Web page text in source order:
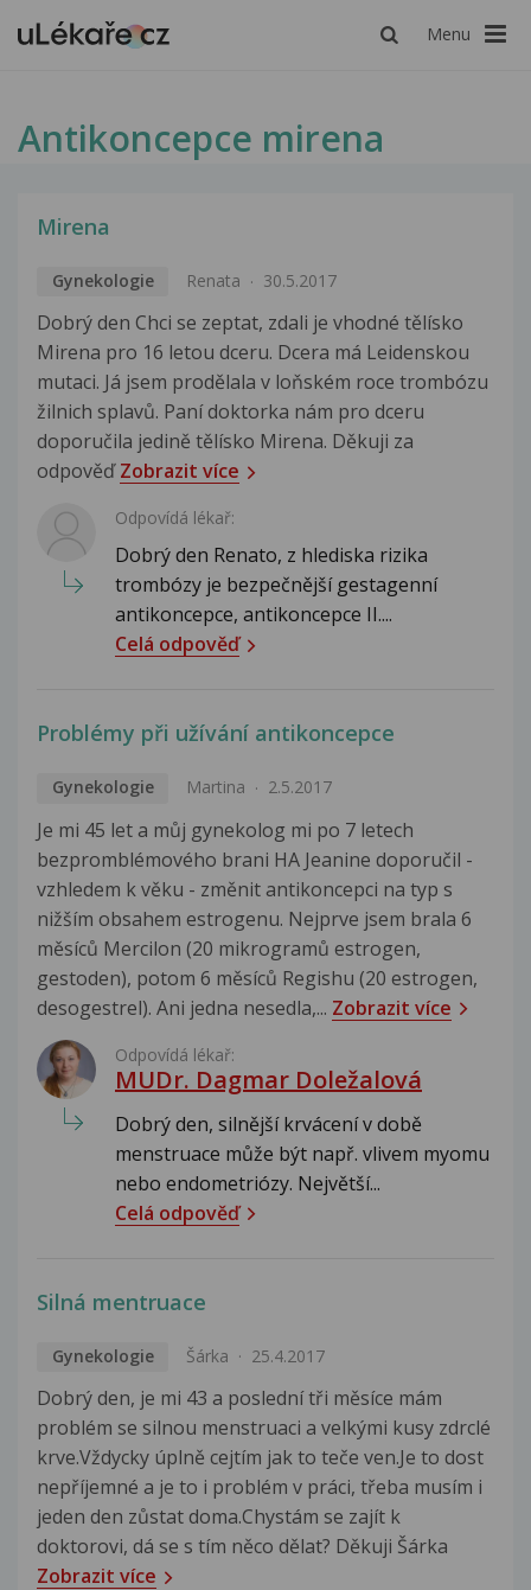
Menu
Antikoncepce mirena
Mirena
Gynekologie Renata 30.5.2017
Dobrý den Chci se zeptat, zdali je vhodné tělísko
Mirena pro 16 letou dceru. Dcera má Leidenskou
mutaci. Já jsem prodělala v loňském roce trombózu
žilnich splavů. Paní doktorka nám pro dceru
doporučila jedině tělísko Mirena. Děkuji za
odpověďZobrazit více
Odpovídá lékař:
Dobrý den Renato, z hlediska rizika
trombózy je bezpečnější gestagenní
antikoncepce, antikoncepce II....
Celá odpověď
Problémy při užívání antikoncepce
Gynekologie Martina 2.5.2017
Je mi 45 let a můj gynekolog mi po 7 letech
bezpromblémového brani HA Jeanine doporučil -
vzhledem k věku - změnit antikoncepci na typ s
nižším obsahem estrogenu. Nejprve jsem brala 6
měsíců Mercilon (20 mikrogramů estrogen,
gestoden), potom 6 měsíců Regishu (20 estrogen,
desogestrel). Ani jedna nesedla,... Zobrazit více
Odpovídá lékař:
MUDr. Dagmar Doležalová
Dobrý den, silnější krvácení v době
menstruace může být např. vlivem myomu
nebo endometriózy. Největší...
Celá odpověď
Silná mentruace
Gynekologie Šárka 25.4.2017
Dobrý den, je mi 43 a poslední tři měsíce mám
problém se silnou menstruaci a velkými kusy zdrclé
krve.Vždycky úplně cejtím jak to teče ven.Je to dost
nepříjemné a je to i problém v práci, třeba musím i
jeden den zůstat doma.Chystám se zajít k
doktorovi, dá se s tím něco dělat? Děkuji Šárka
Zobrazit více